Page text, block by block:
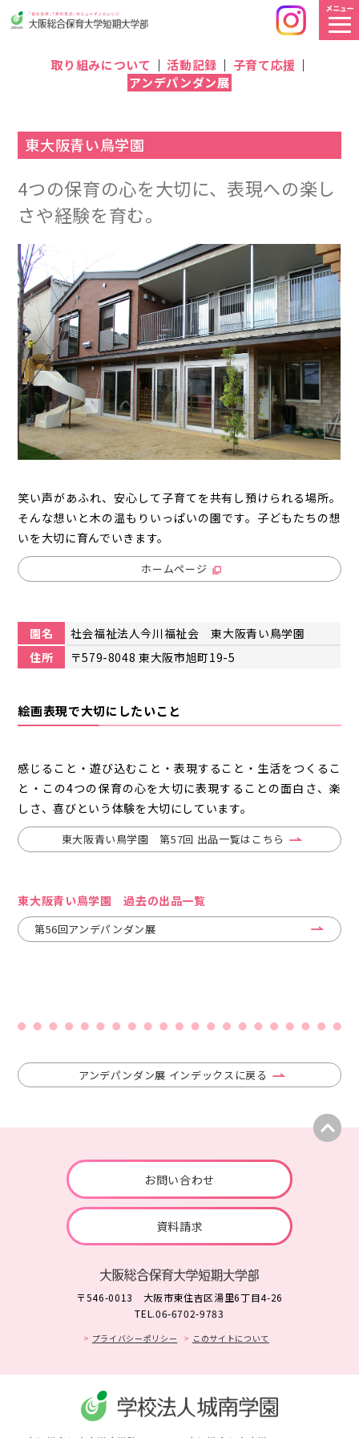
取り組みについて 活動記録
子育て応援
アンデパンダン展
東大阪青い鳥学園
4つの保育の心を大切に、表現への楽し
さや経験を育む。
笑い声があふれ、安心して子育てを共有し預けられる場所。
そんな想いと木の温もりいっぱいの園です。子どもたちの想
いを大切に育んでいきます。
ホームページ
園名
社会福祉法人今川福祉会 東大阪青い鳥学園
住所
〒579-8048 東大阪市旭町19-5
絵画表現で大切にしたいこと
感じること・遊び込むこと・表現すること・生活をつくるこ
と・この4つの保育の心を大切に表現することの面白さ、楽
しさ、喜びという体験を大切にしています。
東大阪青い鳥学園 第57回 出品一覧はこちら
東大阪青い鳥学園 過去の出品一覧
第56回アンデパンダン展
アンデパンダン展 インデックスに戻る
お問い合わせ
資料請求
〒546-0013 大阪市東住吉区湯里6丁目4-26
TEL.06-6702-9783
プライバシーポリシー このサイトについて